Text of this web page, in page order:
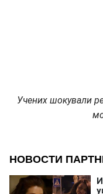
Учених шокували